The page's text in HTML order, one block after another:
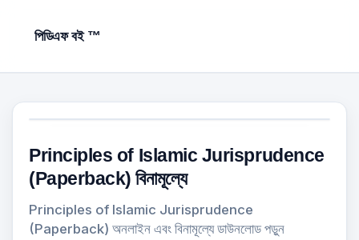
পিডিএফ বই ™
Principles of Islamic Jurisprudence
(Paperback) বিনামূল্যে
Principles of Islamic Jurisprudence
(Paperback) অনলাইন এবং বিনামূল্যে ডাউনলোড পড়ুন